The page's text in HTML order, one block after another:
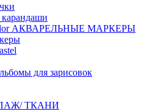
АКВАРЕЛЬНЫЕ МАРКЕРЫ
для зарисовок
ТКАНИ